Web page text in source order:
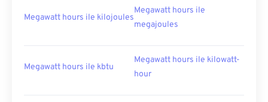
Megawatt hours ile kilojoules
Megawatt hours ile
megajoules
Megawatt hours ile kbtu
Megawatt hours ile kilowatt-
hour